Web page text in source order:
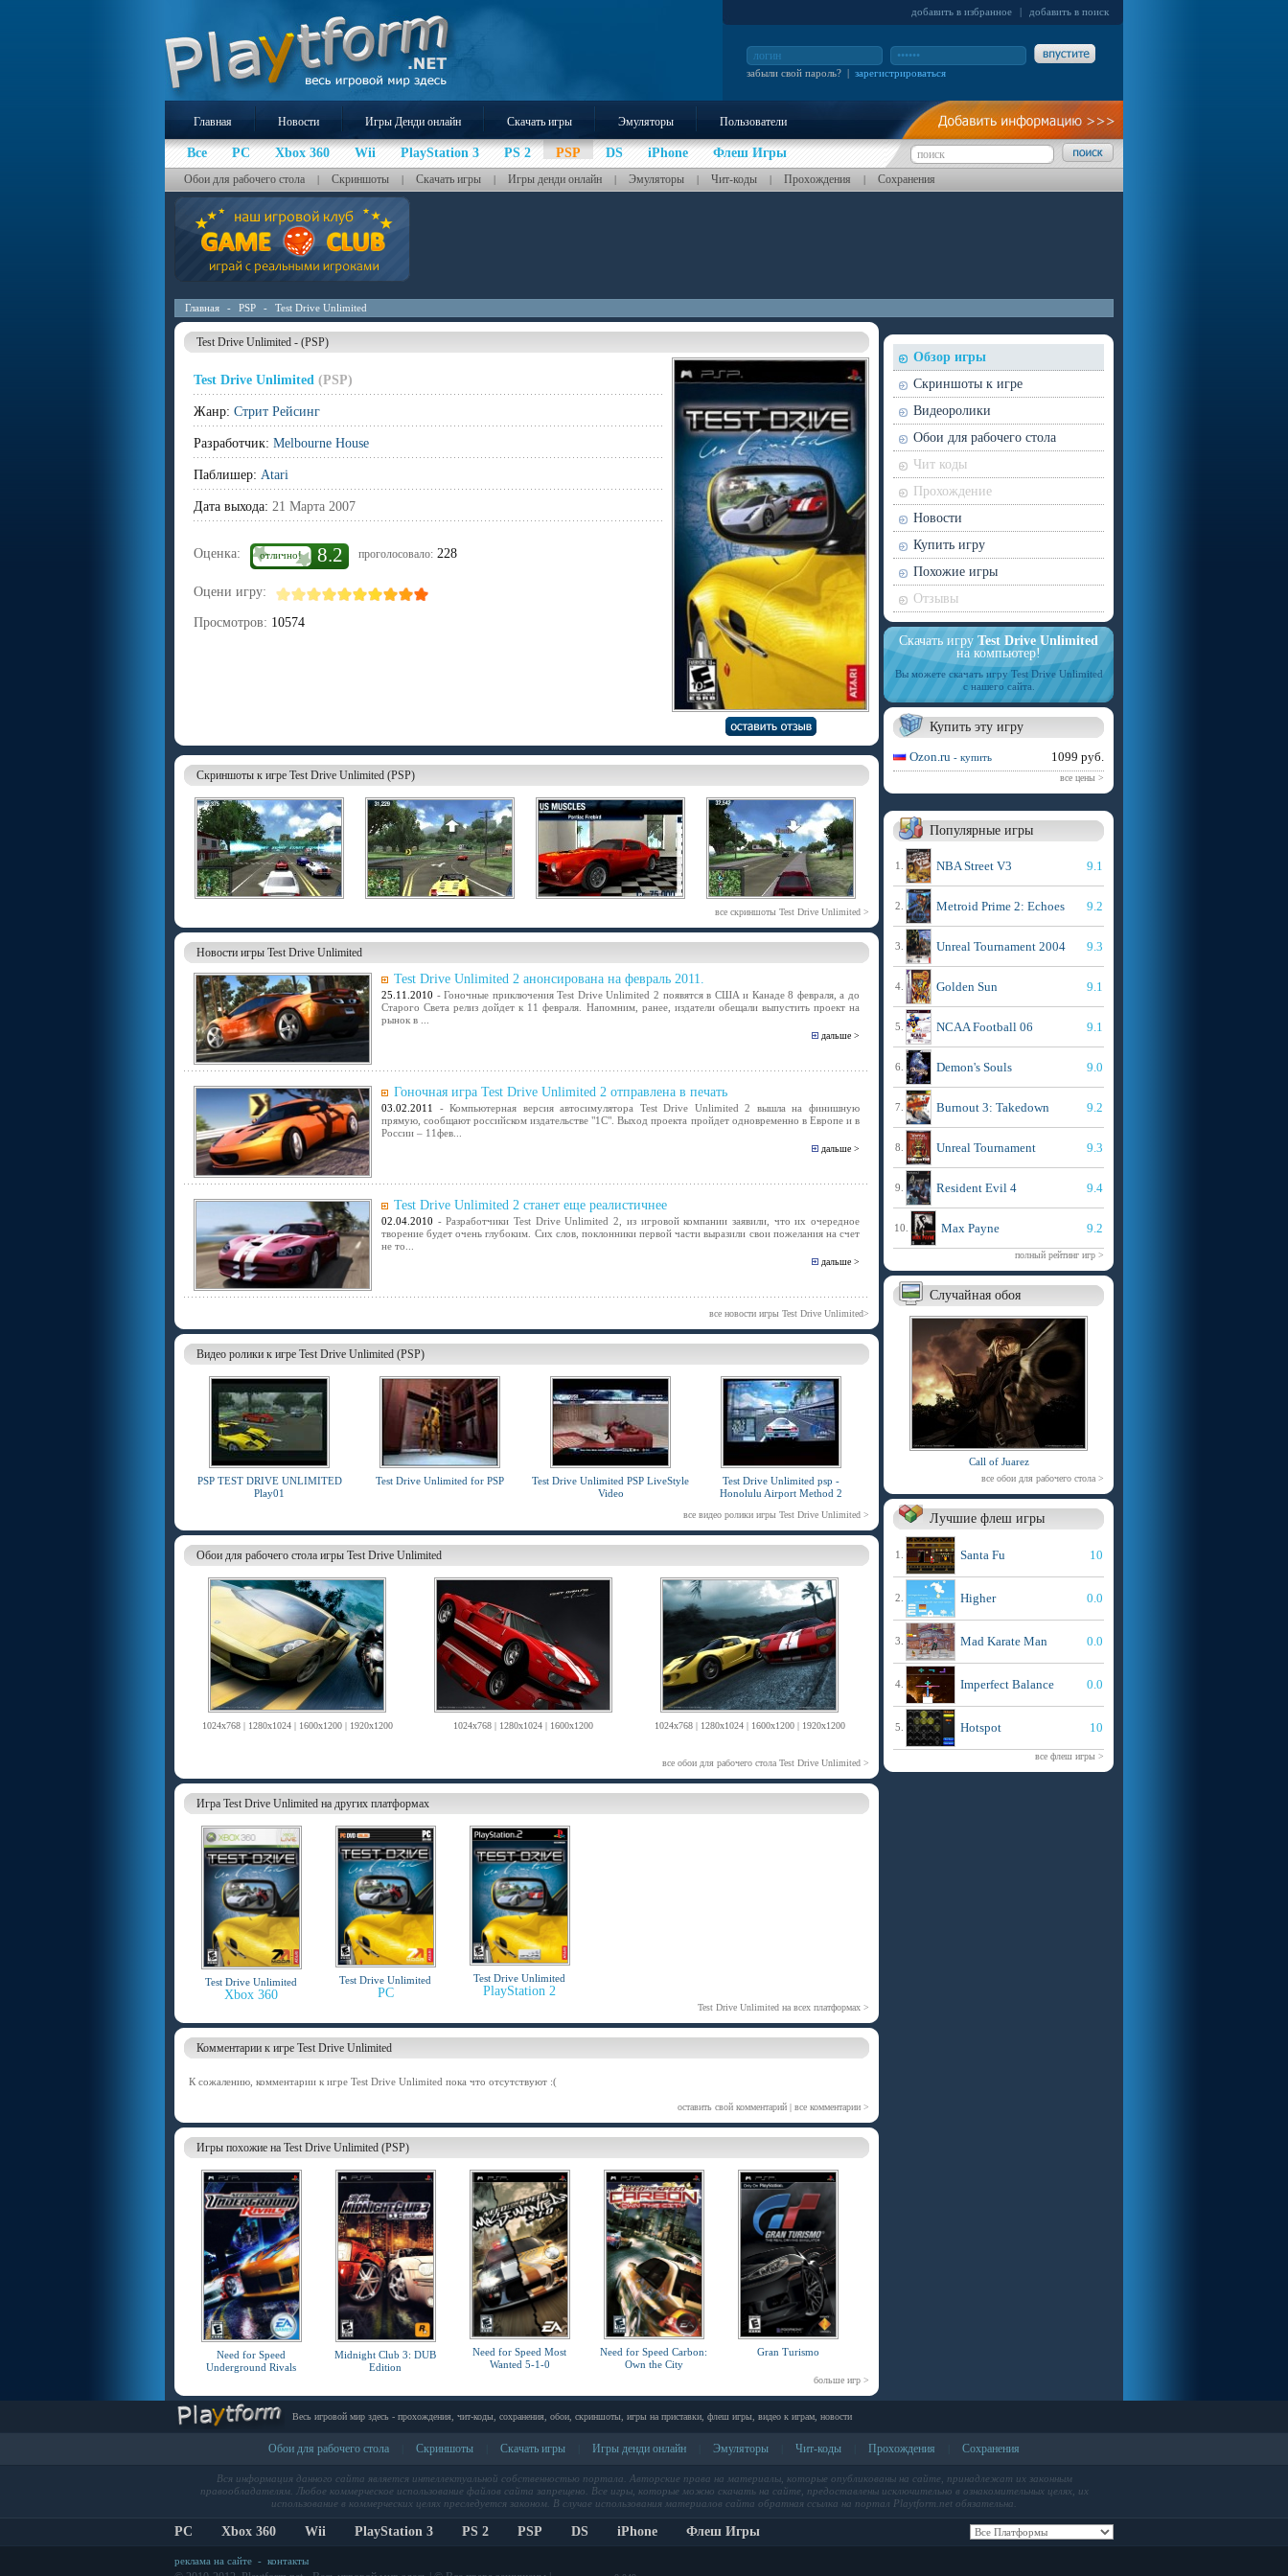
добавить в избранное | добавить в поиск
забыли свой пароль? | зарегистрироваться
Главная Новости Игры Денди онлайн Скачать игры Эмуляторы Пользователи
Все PC Xbox 360 Wii PlayStation 3 PS 2 PSP DS iPhone Флеш Игры
Обои для рабочего стола | Скриншоты | Скачать игры | Игры денди онлайн | Эмуляторы | Чит-коды | Прохождения | Сохранения
Главная - PSP - Test Drive Unlimited
Test Drive Unlimited - (PSP)
Test Drive Unlimited (PSP)
Жанр: Стрит Рейсинг
Разработчик: Melbourne House
Паблишер: Atari
Дата выхода: 21 Марта 2007
Оценка: отлично! 8.2 проголосовало: 228
Оцени игру:
Просмотров: 10574
Скриншоты к игре Test Drive Unlimited (PSP)
все скриншоты Test Drive Unlimited >
Новости игры Test Drive Unlimited
Test Drive Unlimited 2 анонсирована на февраль 2011.
25.11.2010 - Гоночные приключения Test Drive Unlimited 2 появятся в США и Канаде 8 февраля, а до
Старого Света релиз дойдет к 11 февраля. Напомним, ранее, издатели обещали выпустить проект на
рынок в ...
дальше >
Гоночная игра Test Drive Unlimited 2 отправлена в печать
03.02.2011
- Компьютерная версия автосимулятора Test Drive Unlimited 2 вышла на финишную
прямую, сообщают российском издательстве "1С". Выход проекта пройдет одновременно в Европе и в
России – 11фев...
дальше >
Test Drive Unlimited 2 станет еще реалистичнее
02.04.2010 - Разработчики Test Drive Unlimited 2, из игровой компании заявили, что их очередное
творение будет очень глубоким. Сих слов, поклонники первой части выразили свои пожелания на счет
не то...
дальше >
все новости игры Test Drive Unlimited>
Видео ролики к игре Test Drive Unlimited (PSP)
PSP TEST DRIVE UNLIMITED
Play01
Test Drive Unlimited for PSP
Test Drive Unlimited PSP LiveStyle
Video
Test Drive Unlimited psp -
Honolulu Airport Method 2
все видео ролики игры Test Drive Unlimited >
Обои для рабочего стола игры Test Drive Unlimited
1024x768 | 1280x1024 | 1600x1200 | 1920x1200 1024x768 | 1280x1024 | 1600x1200 1024x768 | 1280x1024 | 1600x1200 | 1920x1200
все обои для рабочего стола Test Drive Unlimited >
Игра Test Drive Unlimited на других платформах
Test Drive Unlimited
Xbox 360
Test Drive Unlimited
PC
Test Drive Unlimited
PlayStation 2
Test Drive Unlimited на всех платформах >
Комментарии к игре Test Drive Unlimited
К сожалению, комментарии к игре Test Drive Unlimited пока что отсутствуют :(
оставить свой комментарий | все комментарии >
Игры похожие на Test Drive Unlimited (PSP)
Need for Speed
Underground Rivals
Midnight Club 3: DUB
Edition
Need for Speed Most
Wanted 5-1-0
Need for Speed Carbon:
Own the City
Gran Turismo
больше игр >
Обзор игры
Скриншоты к игре
Видеоролики
Обои для рабочего стола
Чит коды
Прохождение
Новости
Купить игру
Похожие игры
Отзывы
Скачать игру Test Drive Unlimited
на компьютер!
Вы можете скачать игру Test Drive Unlimited
с нашего сайта.
Купить эту игру
Ozon.ru - купить 1099 руб.
все цены >
Популярные игры
1. NBA Street V3 9.1
2. Metroid Prime 2: Echoes 9.2
3. Unreal Tournament 2004 9.3
4. Golden Sun 9.1
5. NCAA Football 06 9.1
6. Demon's Souls 9.0
7. Burnout 3: Takedown 9.2
8. Unreal Tournament 9.3
9. Resident Evil 4 9.4
10. Max Payne 9.2
полный рейтинг игр >
Случайная обоя
Call of Juarez
все обои для рабочего стола >
Лучшие флеш игры
1. Santa Fu 10
2. Higher 0.0
3. Mad Karate Man 0.0
4. Imperfect Balance 0.0
5. Hotspot 10
все флеш игры >
Весь игровой мир здесь - прохождения, чит-коды, сохранения, обои, скриншоты, игры на приставки, флеш игры, видео к играм, новости
Обои для рабочего стола Скриншоты Скачать игры Игры денди онлайн Эмуляторы Чит-коды Прохождения Сохранения
Вся информация данного сайта является интеллектуальной собственностью портала. Авторские права на материалы, которые опубликованы на сайте, принадлежат их законным
правообладателям. Любое коммерческое использование файлов сайта запрещено. Все игры, которые можно скачать на сайте, предоставлены исключительно в ознакомительных целях, их
использование в коммерческих целях преследуется законом. В случае использования материалов сайта обратная ссылка на портал Playtform.net обязательна.
PC Xbox 360 Wii PlayStation 3 PS 2 PSP DS iPhone Флеш Игры
реклама на сайте - контакты